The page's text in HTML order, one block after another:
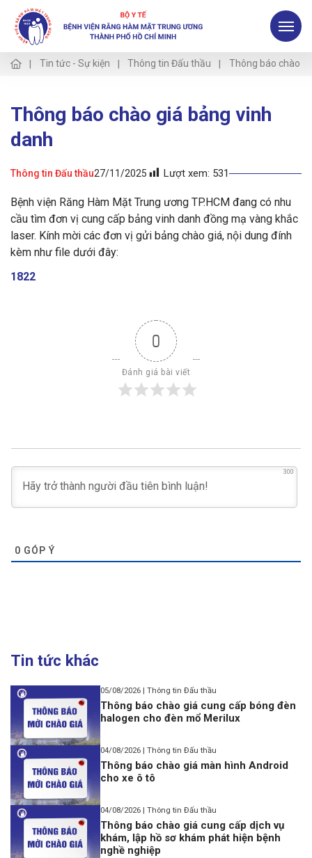
Tin tức - Sự kiện Thông tin Đấu thầu Thông báo chào
Thông báo chào giá bảng vinh
danh
Thông tin Đấu thầu27/11/2025 Lượt xem: 531
Bệnh viện Răng Hàm Mặt Trung ương TP.HCM đang có nhu
cầu tìm đơn vị cung cấp bảng vinh danh đồng mạ vàng khắc
laser. Kính mời các đơn vị gửi bảng chào giá, nội dung đính
kèm như file dưới đây:
1822
0
Đánh giá bài viết
300
0 GÓP Ý
Tin tức khác
05/08/2026 | Thông tin Đấu thầu
Thông báo chào giá cung cấp bóng đèn
halogen cho đèn mổ Merilux
04/08/2026 | Thông tin Đấu thầu
Thông báo chào giá màn hình Android
cho xe ô tô
04/08/2026 | Thông tin Đấu thầu
Thông báo chào giá cung cấp dịch vụ
khám, lập hồ sơ khám phát hiện bệnh
nghề nghiệp